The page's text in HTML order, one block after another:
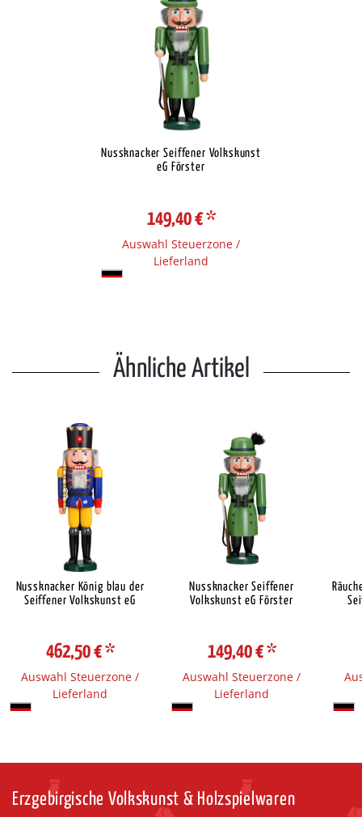
Nussknacker Seiffener Volkskunst
eG Förster
149,40 €*
Auswahl Steuerzone /
Lieferland
Ähnliche Artikel
Nussknacker König blau der
Seiffener Volkskunst eG
462,50 €*
Auswahl Steuerzone /
Lieferland
Nussknacker Seiffener
Volkskunst eG Förster
149,40 €*
Auswahl Steuerzone /
Lieferland
Erzgebirgische Volkskunst & Holzspielwaren